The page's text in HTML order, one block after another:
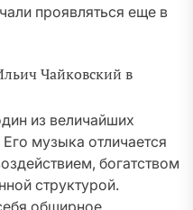
проявляться еще в
Чайковский в
из величайших
музыка отличается
богатством
структурой.
обширное